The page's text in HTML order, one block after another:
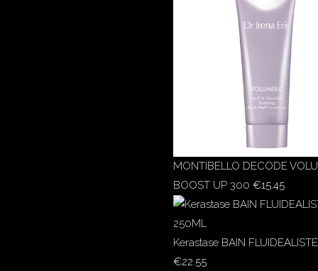
MONTIBELLO DECODE
BOOST UP 300 €15.45
Kerastase BAIN
€22.55